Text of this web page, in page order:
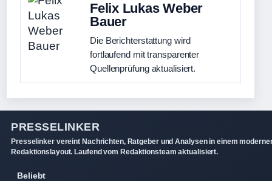
Felix Lukas Weber
Bauer
Die Berichterstattung wird
fortlaufend mit transparenter
Quellenprüfung aktualisiert.
PRESSELINKER
Presselinker vereint Nachrichten, Ratgeber und Analysen in einem
Redaktionslayout. Laufend vom Redaktionsteam aktualisiert.
Beliebt